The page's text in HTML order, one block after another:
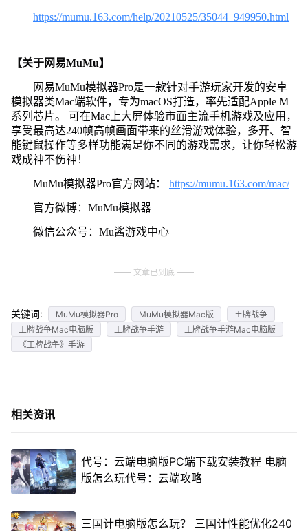
https://mumu.163.com/help/20210525/35044_949950.html
【关于网易MuMu】
网易MuMu模拟器Pro是一款针对手游玩家开发的安卓
模拟器类Mac端软件，专为macOS打造，率先适配Apple M
系列芯片。 可在Mac上大屏体验市面主流手机游戏及应用，
享受最高达240帧高帧画面带来的丝滑游戏体验，多开、智
能键鼠操作等多样功能满足你不同的游戏需求，让你轻松游
戏成神不伤神！
MuMu模拟器Pro官方网站： https://mumu.163.com/mac/
官方微博：MuMu模拟器
微信公众号：Mu酱游戏中心
文章已到底
关键词: MuMu模拟器Pro MuMu模拟器Mac版
王牌战争
王牌战争Mac电脑版
王牌战争手游
王牌战争手游Mac电脑版
《王牌战争》手游
相关资讯
代号：云端电脑版PC端下载安装教程 电脑
版怎么玩代号：云端攻略
三国计电脑版怎么玩？ 三国计性能优化240